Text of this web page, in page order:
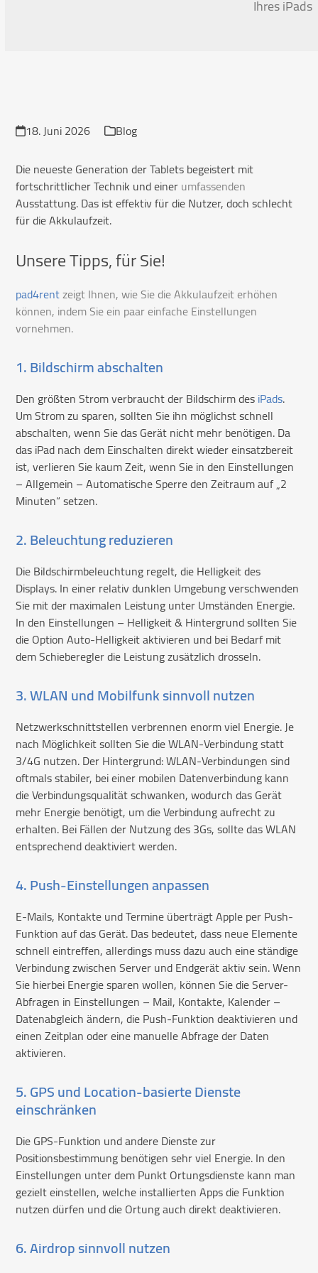
Ihres iPads
18. Juni 2026
Blog
Die neueste Generation der Tablets begeistert mit
fortschrittlicher Technik und einerumfassenden
Ausstattung. Das ist effektiv für die Nutzer, doch schlecht
für die Akkulaufzeit.
Unsere Tipps, für Sie!
pad4rentzeigt Ihnen, wie Sie die Akkulaufzeit erhöhen
können, indem Sie ein paar einfache Einstellungen
vornehmen.
1. Bildschirm abschalten
Den größten Strom verbraucht der Bildschirm desiPads.
Um Strom zu sparen, sollten Sie ihn möglichst schnell
abschalten, wenn Sie das Gerät nicht mehr benötigen. Da
das iPad nach dem Einschalten direkt wieder einsatzbereit
ist, verlieren Sie kaum Zeit, wenn Sie in den Einstellungen
– Allgemein – Automatische Sperre den Zeitraum auf „2
Minuten“ setzen.
2. Beleuchtung reduzieren
Die Bildschirmbeleuchtung regelt, die Helligkeit des
Displays. In einer relativ dunklen Umgebung verschwenden
Sie mit der maximalen Leistung unter Umständen Energie.
In den Einstellungen – Helligkeit & Hintergrund sollten Sie
die Option Auto-Helligkeit aktivieren und bei Bedarf mit
dem Schieberegler die Leistung zusätzlich drosseln.
3. WLAN und Mobilfunk sinnvoll nutzen
Netzwerkschnittstellen verbrennen enorm viel Energie. Je
nach Möglichkeit sollten Sie die WLAN-Verbindung statt
3/4G nutzen. Der Hintergrund: WLAN-Verbindungen sind
oftmals stabiler, bei einer mobilen Datenverbindung kann
die Verbindungsqualität schwanken, wodurch das Gerät
mehr Energie benötigt, um die Verbindung aufrecht zu
erhalten. Bei Fällen der Nutzung des 3Gs, sollte das WLAN
entsprechend deaktiviert werden.
4. Push-Einstellungen anpassen
E-Mails, Kontakte und Termine überträgt Apple per Push-
Funktion auf das Gerät. Das bedeutet, dass neue Elemente
schnell eintreffen, allerdings muss dazu auch eine ständige
Verbindung zwischen Server und Endgerät aktiv sein. Wenn
Sie hierbei Energie sparen wollen, können Sie die Server-
Abfragen in Einstellungen – Mail, Kontakte, Kalender –
Datenabgleich ändern, die Push-Funktion deaktivieren und
einen Zeitplan oder eine manuelle Abfrage der Daten
aktivieren.
5. GPS und Location-basierte Dienste
einschränken
Die GPS-Funktion und andere Dienste zur
Positionsbestimmung benötigen sehr viel Energie. In den
Einstellungen unter dem Punkt Ortungsdienste kann man
gezielt einstellen, welche installierten Apps die Funktion
nutzen dürfen und die Ortung auch direkt deaktivieren.
6. Airdrop sinnvoll nutzen